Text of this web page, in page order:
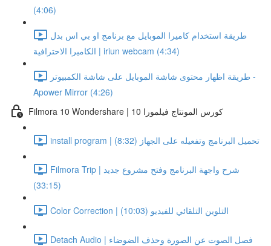
(4:06)
طريقة استخدام كاميرا الموبايل مع برنامج او بي اس بدل
الكاميرا الاحترافية | iriun webcam (4:34)
طريقة اظهار محتوى شاشة الموبايل على شاشة الكمبيوتر -
Apower Mirror (4:26)
Filmora 10 Wondershare | كورس المونتاج فيلمورا 10
install program | تحميل البرنامج وتفعيله على الجهاز (8:32)
Filmora Trip | شرح واجهة البرنامج وفتح مشروع جديد
(33:15)
Color Correction | التلوين التلقائي للفيديو (10:03)
Detach Audio | فصل الصوت عن الصورة وحذف الضوضاء